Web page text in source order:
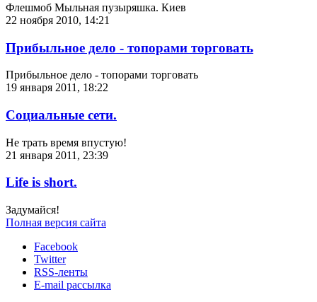
Флешмоб Мыльная пузыряшка. Киев
22 ноября 2010, 14:21
Прибыльное дело - топорами торговать
Прибыльное дело - топорами торговать
19 января 2011, 18:22
Социальные сети.
Не трать время впустую!
21 января 2011, 23:39
Life is short.
Задумайся!
Полная версия сайта
Facebook
Twitter
RSS-ленты
E-mail рассылка